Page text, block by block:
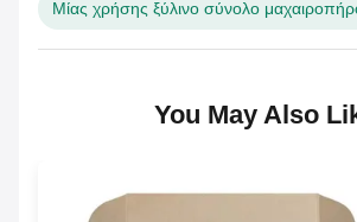
Μίας χρήσης ξύλινο σύνολο
You May Also